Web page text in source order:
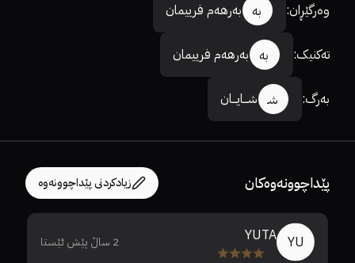
وەرگێڕان: بە بەرهەم فرییمان
تەکنیک: بە بەرهەم فرییمان
بەرگ: شـ شـــایـــان
پێداچوونەوەکان زیادکردنی پێداچوونەوە
YU
YUTA 2 ساڵ پێش ئێستا